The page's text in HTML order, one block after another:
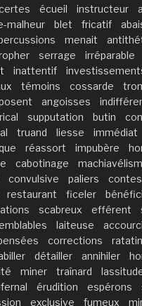
écueil instructeur
malheur blet fricatif
menait
serrage irréparable
inattentif
témoins cossarde
angoisses
supputation butin
truand liesse immédiat
réassort impubère
cabotinage
convulsive paliers
restaurant ficeler
scabreux efférent
laiteuse
corrections
détailler annihiler
miner traînard
érudition espérons
exclusive fumeux